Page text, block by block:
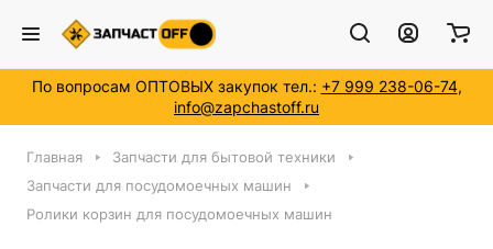
По вопросам ОПТОВЫХ закупок тел.: +7 999 238-06-74,
info@zapchastoff.ru
Главная
Запчасти для бытовой техники
Запчасти для посудомоечных машин
Ролики корзин для посудомоечных машин